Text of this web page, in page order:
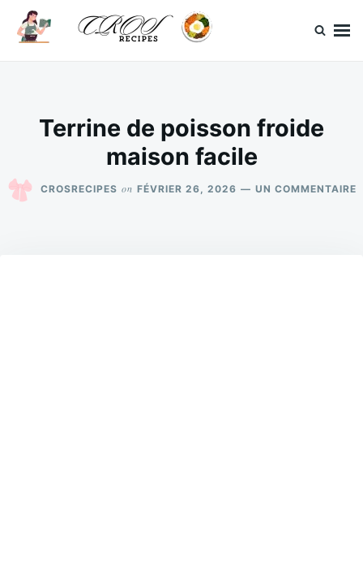
SkipSearch
for:
Terrine de poisson froide
maison facile
CROSRECIPES on FÉVRIER 26, 2026 UN COMMENTAIRE